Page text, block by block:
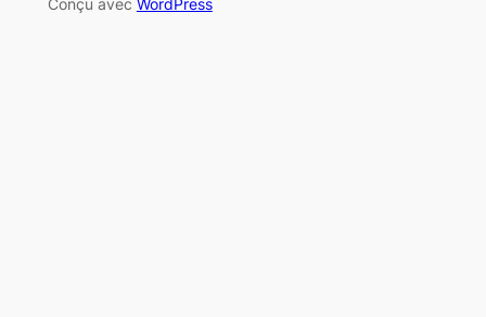
Conçu avec WordPress